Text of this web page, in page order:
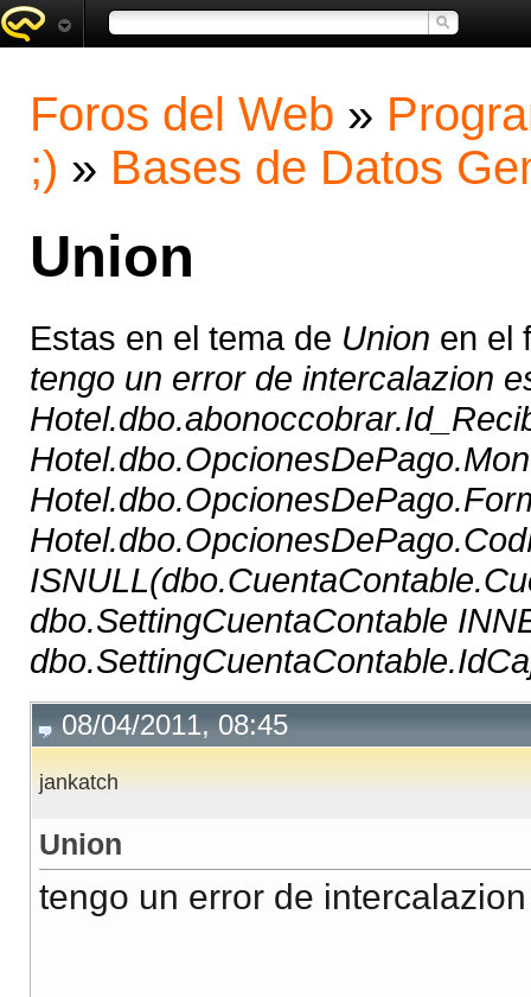
Foros del Web »
;) » Bases de Datos
Union
Estas en el tema de Union en el
tengo un error de intercalazion
dbo.SettingCuentaContable
08/04/2011, 08:45
jankatch
Union
tengo un error de